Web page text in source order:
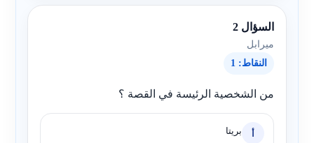
السؤال 2
ميرابل
النقاط: 1
من الشخصية الرئيسة في القصة ؟
أ بريتا